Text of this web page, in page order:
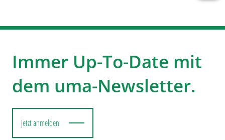
Immer Up-To-Date mit
dem uma-Newsletter.
Jetzt anmelden